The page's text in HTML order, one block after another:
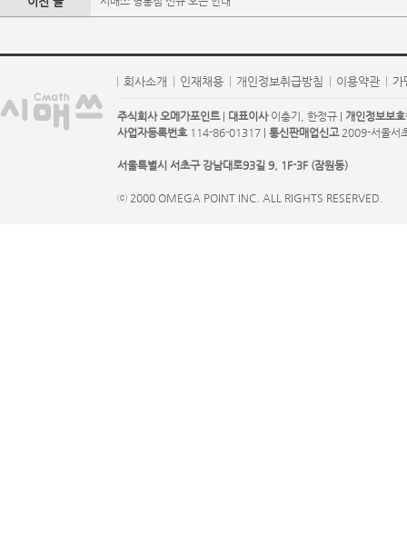
회사소개 인재채용 개인정보취급방침 이용약관 가
주식회사 오메가포인트| 대표이사이충기, 한정규 | 개인정보보
사업자등록번호114-86-01317 | 통신판매업신고2009-서울서
서울특별시 서초구 강남대로93길 9, 1F-3F (잠원동)
ⓒ 2000 OMEGA POINT INC. ALL RIGHTS RESERVED.